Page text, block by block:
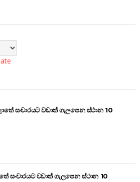
සංචාරයට වඩාත් ගැලපෙන ස්ථාන 10
සංචාරයට වඩාත් ගැලපෙන ස්ථාන 10